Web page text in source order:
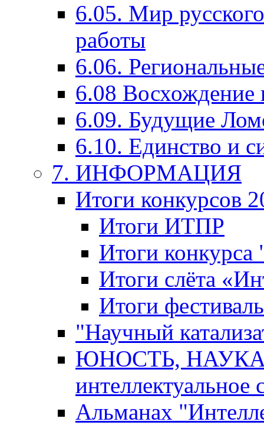
6.05. Мир
работы
6.06.
6.08 Восхождение
6.09. Будущие
6.10. Единство и
7. ИНФОРМАЦИЯ
Итоги конкурсов
Итоги ИТПР
Итоги
Итоги слёта
Итоги
"Научный
ЮНОСТЬ,
интеллектуальное
Альманах